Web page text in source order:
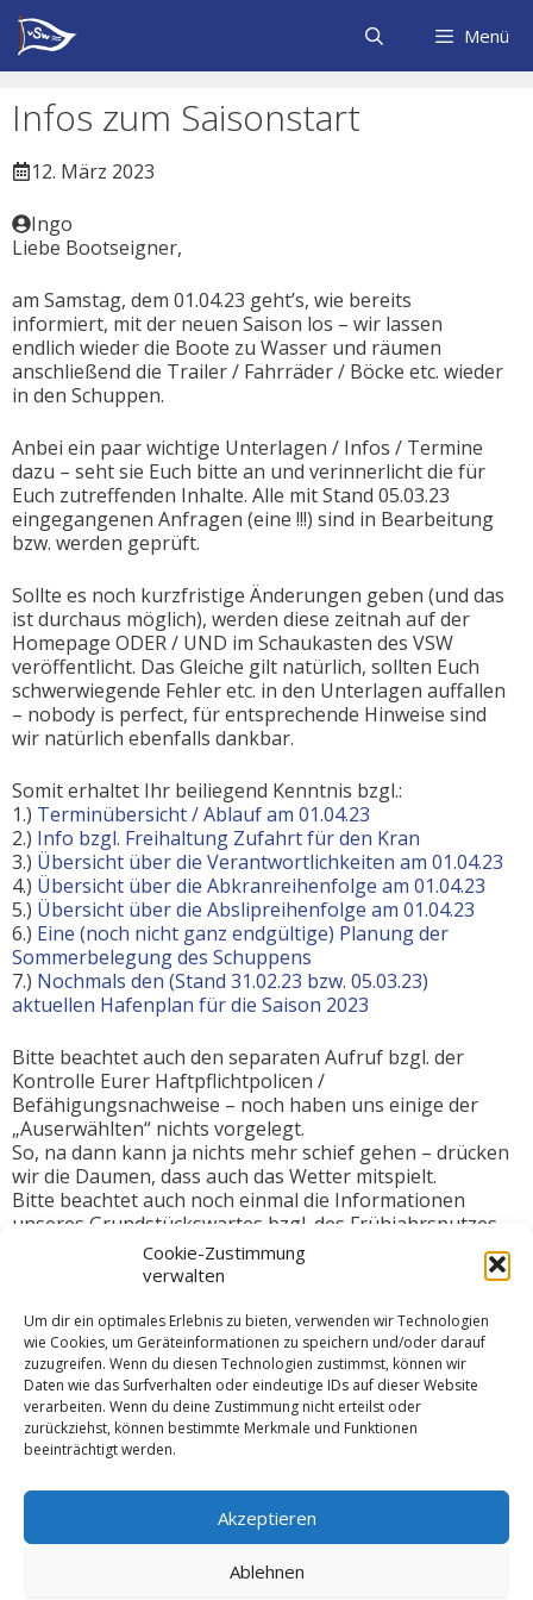
Cookie-Zustimmung
verwalten
Um dir ein optimales Erlebnis zu bieten, verwenden wir Technologien
wie Cookies, um Geräteinformationen zu speichern und/oder darauf
zuzugreifen. Wenn du diesen Technologien zustimmst, können wir
Daten wie das Surfverhalten oder eindeutige IDs auf dieser Website
verarbeiten. Wenn du deine Zustimmung nicht erteilst oder
zurückziehst, können bestimmte Merkmale und Funktionen
beeinträchtigt werden.
Akzeptieren
Ablehnen
Zum
Inhalt
springen
Menü
Infos zum Saisonstart
12. März 2023
Ingo
Liebe Bootseigner,
am Samstag, dem 01.04.23 geht’s, wie bereits
informiert, mit der neuen Saison los – wir lassen
endlich wieder die Boote zu Wasser und räumen
anschließend die Trailer / Fahrräder / Böcke etc. wieder
in den Schuppen.
Anbei ein paar wichtige Unterlagen / Infos / Termine
dazu – seht sie Euch bitte an und verinnerlicht die für
Euch zutreffenden Inhalte. Alle mit Stand 05.03.23
eingegangenen Anfragen (eine !!!) sind in Bearbeitung
bzw. werden geprüft.
Sollte es noch kurzfristige Änderungen geben (und das
ist durchaus möglich), werden diese zeitnah auf der
Homepage ODER / UND im Schaukasten des VSW
veröffentlicht. Das Gleiche gilt natürlich, sollten Euch
schwerwiegende Fehler etc. in den Unterlagen auffallen
– nobody is perfect, für entsprechende Hinweise sind
wir natürlich ebenfalls dankbar.
Somit erhaltet Ihr beiliegend Kenntnis bzgl.:
1.) Terminübersicht / Ablauf am 01.04.23
2.) Info bzgl. Freihaltung Zufahrt für den Kran
3.) Übersicht über die Verantwortlichkeiten am 01.04.23
4.) Übersicht über die Abkranreihenfolge am 01.04.23
5.) Übersicht über die Abslipreihenfolge am 01.04.23
6.) Eine (noch nicht ganz endgültige) Planung der
Sommerbelegung des Schuppens
7.) Nochmals den (Stand 31.02.23 bzw. 05.03.23)
aktuellen Hafenplan für die Saison 2023
Bitte beachtet auch den separaten Aufruf bzgl. der
Kontrolle Eurer Haftpflichtpolicen /
Befähigungsnachweise – noch haben uns einige der
„Auserwählten“ nichts vorgelegt.
So, na dann kann ja nichts mehr schief gehen – drücken
wir die Daumen, dass auch das Wetter mitspielt.
Bitte beachtet auch noch einmal die Informationen
unseres Grundstückswartes bzgl. des Frühjahrsputzes
wieder losgeht.
Viele Grüße von Euerm Hafenwart-Team
Ulrike und Thomas
Kategorien